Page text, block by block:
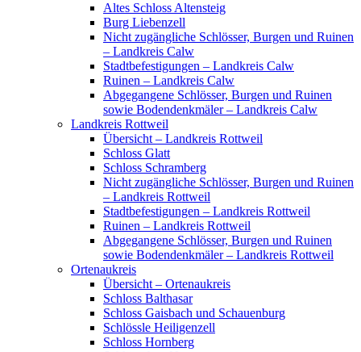
Altes Schloss Altensteig
Burg Liebenzell
Nicht zugängliche Schlösser, Burgen und Ruinen
– Landkreis Calw
Stadtbefestigungen – Landkreis Calw
Ruinen – Landkreis Calw
Abgegangene Schlösser, Burgen und Ruinen
sowie Bodendenkmäler – Landkreis Calw
Landkreis Rottweil
Übersicht – Landkreis Rottweil
Schloss Glatt
Schloss Schramberg
Nicht zugängliche Schlösser, Burgen und Ruinen
– Landkreis Rottweil
Stadtbefestigungen – Landkreis Rottweil
Ruinen – Landkreis Rottweil
Abgegangene Schlösser, Burgen und Ruinen
sowie Bodendenkmäler – Landkreis Rottweil
Ortenaukreis
Übersicht – Ortenaukreis
Schloss Balthasar
Schloss Gaisbach und Schauenburg
Schlössle Heiligenzell
Schloss Hornberg